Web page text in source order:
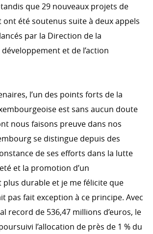
que 29 nouveaux projets de
été soutenus suite à deux appels
par la Direction de la
et de l’action
l’un des points forts de la
est sans aucun doute
nous faisons preuve dans nos
se distingue depuis des
de ses efforts dans la lutte
et la promotion d’un
plus durable et je me félicite que
pas fait exception à ce principe. Avec
record de 536,47 millions d’euros, le
l’allocation de près de 1 % du